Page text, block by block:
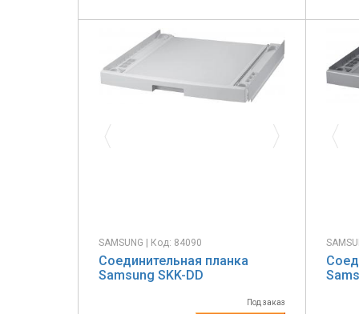
Previous
SAMSUNG | Код: 84090
Соединительная планка
Samsung SKK-DD
Под заказ